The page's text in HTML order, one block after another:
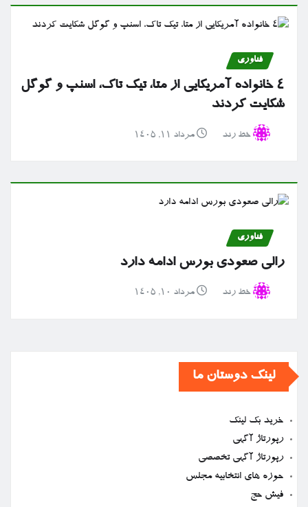
فناوری
۴ خانواده آمریکایی از متا، تیک تاک، اسنپ و گوگل
شکایت کردند
خط رند مرداد ۱۱, ۱۴۰۵
فناوری
رالی صعودی بورس ادامه دارد
خط رند مرداد ۱۰, ۱۴۰۵
لینک دوستان ما
خرید بک لینک
رپورتاژ آگهی
رپورتاژ آگهی تخصصی
حوزه های انتخابیه مجلس
فیش حج